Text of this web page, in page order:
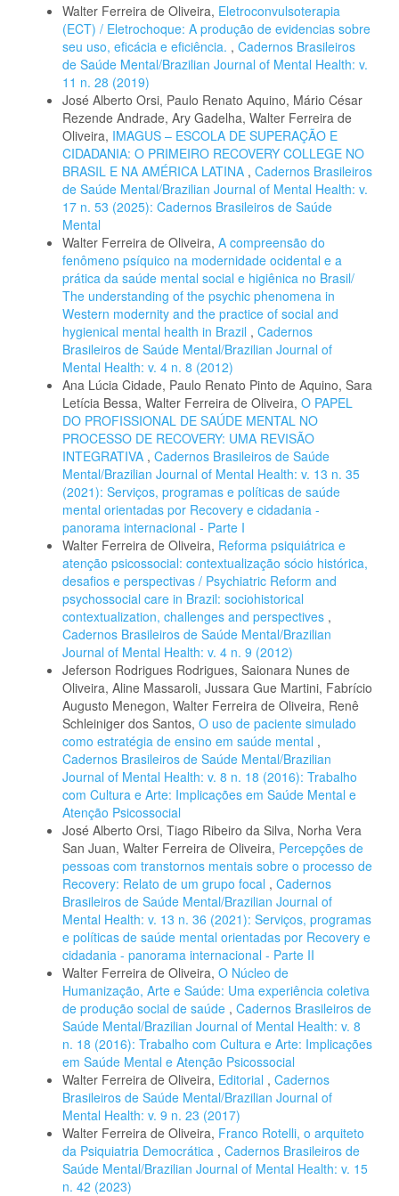
Walter Ferreira de Oliveira, Eletroconvulsoterapia
(ECT) / Eletrochoque: A produção de evidencias sobre
seu uso, eficácia e eficiência. , Cadernos Brasileiros
de Saúde Mental/Brazilian Journal of Mental Health: v.
11 n. 28 (2019)
José Alberto Orsi, Paulo Renato Aquino, Mário César
Rezende Andrade, Ary Gadelha, Walter Ferreira de
Oliveira, IMAGUS – ESCOLA DE SUPERAÇÃO E
CIDADANIA: O PRIMEIRO RECOVERY COLLEGE NO
BRASIL E NA AMÉRICA LATINA , Cadernos Brasileiros
de Saúde Mental/Brazilian Journal of Mental Health: v.
17 n. 53 (2025): Cadernos Brasileiros de Saúde
Mental
Walter Ferreira de Oliveira, A compreensão do
fenômeno psíquico na modernidade ocidental e a
prática da saúde mental social e higiênica no Brasil/
The understanding of the psychic phenomena in
Western modernity and the practice of social and
hygienical mental health in Brazil , Cadernos
Brasileiros de Saúde Mental/Brazilian Journal of
Mental Health: v. 4 n. 8 (2012)
Ana Lúcia Cidade, Paulo Renato Pinto de Aquino, Sara
Letícia Bessa, Walter Ferreira de Oliveira, O PAPEL
DO PROFISSIONAL DE SAÚDE MENTAL NO
PROCESSO DE RECOVERY: UMA REVISÃO
INTEGRATIVA , Cadernos Brasileiros de Saúde
Mental/Brazilian Journal of Mental Health: v. 13 n. 35
(2021): Serviços, programas e políticas de saúde
mental orientadas por Recovery e cidadania -
panorama internacional - Parte I
Walter Ferreira de Oliveira, Reforma psiquiátrica e
atenção psicossocial: contextualização sócio histórica,
desafios e perspectivas / Psychiatric Reform and
psychossocial care in Brazil: sociohistorical
contextualization, challenges and perspectives ,
Cadernos Brasileiros de Saúde Mental/Brazilian
Journal of Mental Health: v. 4 n. 9 (2012)
Jeferson Rodrigues Rodrigues, Saionara Nunes de
Oliveira, Aline Massaroli, Jussara Gue Martini, Fabrício
Augusto Menegon, Walter Ferreira de Oliveira, Renê
Schleiniger dos Santos, O uso de paciente simulado
como estratégia de ensino em saúde mental ,
Cadernos Brasileiros de Saúde Mental/Brazilian
Journal of Mental Health: v. 8 n. 18 (2016): Trabalho
com Cultura e Arte: Implicações em Saúde Mental e
Atenção Psicossocial
José Alberto Orsi, Tiago Ribeiro da Silva, Norha Vera
San Juan, Walter Ferreira de Oliveira, Percepções de
pessoas com transtornos mentais sobre o processo de
Recovery: Relato de um grupo focal , Cadernos
Brasileiros de Saúde Mental/Brazilian Journal of
Mental Health: v. 13 n. 36 (2021): Serviços, programas
e políticas de saúde mental orientadas por Recovery e
cidadania - panorama internacional - Parte II
Walter Ferreira de Oliveira, O Núcleo de
Humanização, Arte e Saúde: Uma experiência coletiva
de produção social de saúde , Cadernos Brasileiros de
Saúde Mental/Brazilian Journal of Mental Health: v. 8
n. 18 (2016): Trabalho com Cultura e Arte: Implicações
em Saúde Mental e Atenção Psicossocial
Walter Ferreira de Oliveira, Editorial , Cadernos
Brasileiros de Saúde Mental/Brazilian Journal of
Mental Health: v. 9 n. 23 (2017)
Walter Ferreira de Oliveira, Franco Rotelli, o arquiteto
da Psiquiatria Democrática , Cadernos Brasileiros de
Saúde Mental/Brazilian Journal of Mental Health: v. 15
n. 42 (2023)